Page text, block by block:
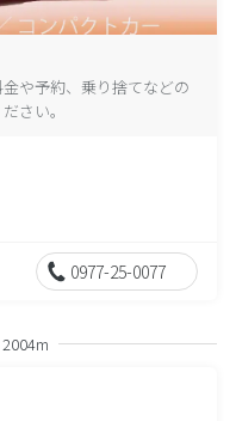
や予約、乗り捨てなどの
さい。
0977-25-0077
2004m